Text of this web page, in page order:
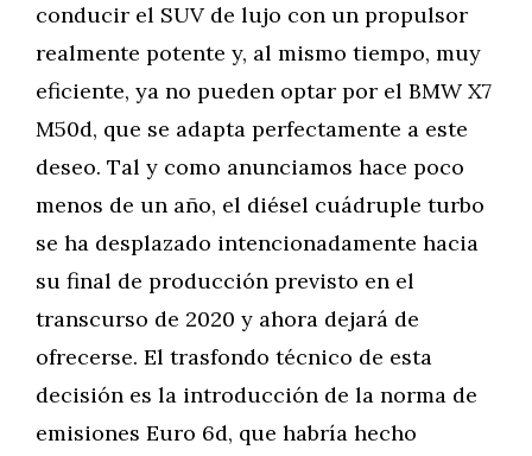
conducir el SUV de lujo con un propulsor
realmente potente y, al mismo tiempo, muy
eficiente, ya no pueden optar por el BMW X7
M50d, que se adapta perfectamente a este
deseo. Tal y como anunciamos hace poco
menos de un año, el diésel cuádruple turbo
se ha desplazado intencionadamente hacia
su final de producción previsto en el
transcurso de 2020 y ahora dejará de
ofrecerse. El trasfondo técnico de esta
decisión es la introducción de la norma de
emisiones Euro 6d, que habría hecho